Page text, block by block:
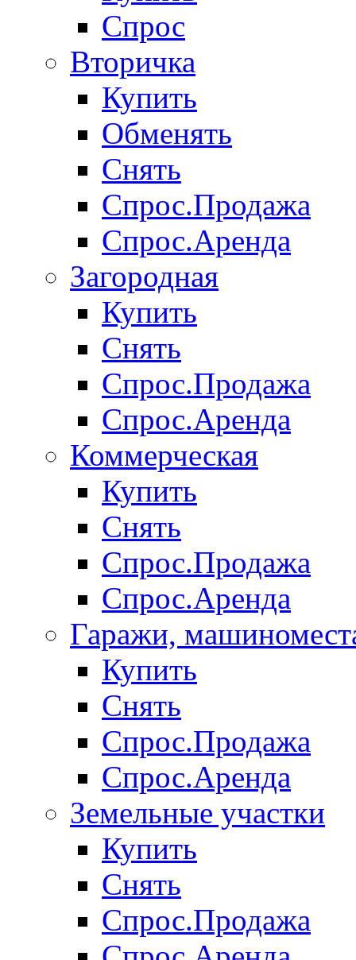
Спрос
Вторичка
Купить
Обменять
Снять
Спрос.Продажа
Спрос.Аренда
Загородная
Купить
Снять
Спрос.Продажа
Спрос.Аренда
Коммерческая
Купить
Снять
Спрос.Продажа
Спрос.Аренда
Гаражи,
Купить
Снять
Спрос.Продажа
Спрос.Аренда
Земельные участки
Купить
Снять
Спрос.Продажа